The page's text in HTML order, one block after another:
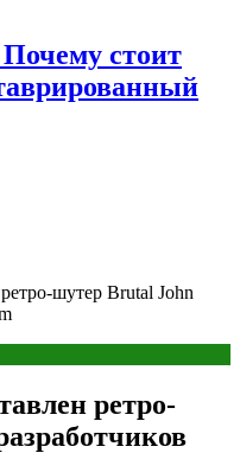
стоит
шутер Brutal John
ретро-